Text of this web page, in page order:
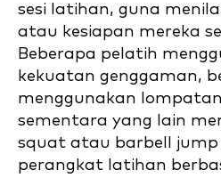
sesi latihan, guna
atau kesiapan mereka
Beberapa pelatih
kekuatan genggaman,
menggunakan
sementara yang lain
squat atau barbell jump
perangkat latihan